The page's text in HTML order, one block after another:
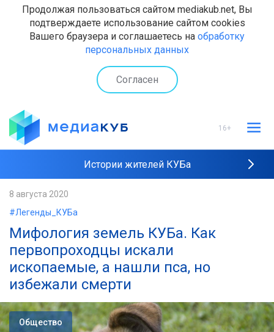
Продолжая пользоваться сайтом mediakub.net, Вы
подтверждаете использование сайтом cookies
Вашего браузера и соглашаетесь на обработку
персональных данных
Согласен
16+
Истории жителей КУБа
8 августа 2020
#Легенды_КУБа
Мифология земель КУБа. Как
первопроходцы искали
ископаемые, а нашли пса, но
избежали смерти
Общество